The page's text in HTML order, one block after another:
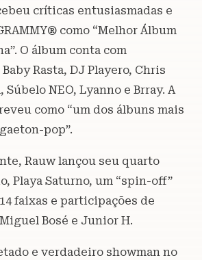
críticas entusiasmadas e
como “Melhor Álbum
O álbum conta com
Rasta, DJ Playero, Chris
Súbelo NEO, Lyanno e Brray. A
como “um dos álbuns mais
pop”.
Rauw lançou seu quarto
Playa Saturno, um “spin-off”
faixas e participações de
Bosé e Junior H.
e verdadeiro showman no